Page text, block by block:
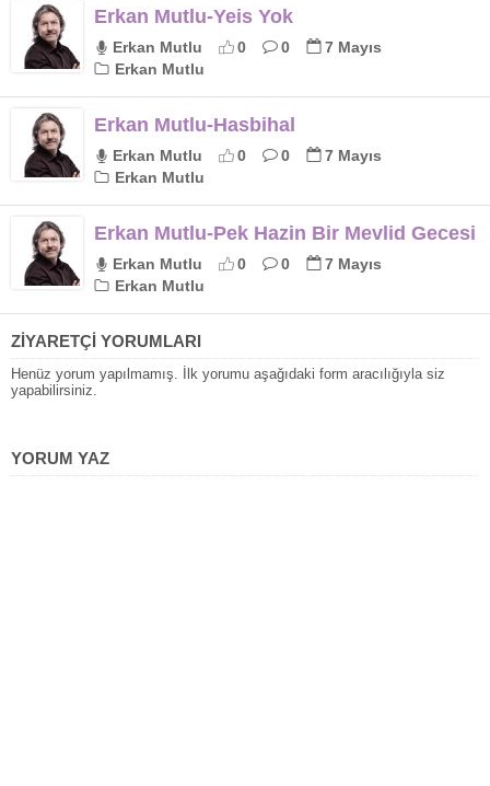
Erkan Mutlu-Yeis Yok
Erkan Mutlu 0 0
7 Mayıs
Erkan Mutlu
Erkan Mutlu-Hasbihal
Erkan Mutlu 0 0
7 Mayıs
Erkan Mutlu
Erkan Mutlu-Pek Hazin Bir Mevlid Gecesi
Erkan Mutlu 0 0
7 Mayıs
Erkan Mutlu
ZİYARETÇİ YORUMLARI
Henüz yorum yapılmamış. İlk yorumu aşağıdaki form aracılığıyla siz
yapabilirsiniz.
YORUM YAZ